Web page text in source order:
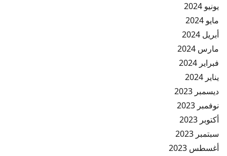
يونيو 2024
مايو 2024
أبريل 2024
مارس 2024
فبراير 2024
يناير 2024
ديسمبر 2023
نوفمبر 2023
أكتوبر 2023
سبتمبر 2023
أغسطس 2023